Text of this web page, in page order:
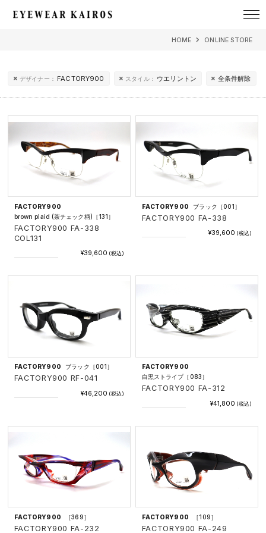
HOME ONLINE STORE
デザイナー： FACTORY900 スタイル： ウエリントン 全条件解除
FACTORY900
brown plaid (茶チェック柄)［131］
FACTORY900 FA-338
COL131
¥39,600 (税込)
FACTORY900 ブラック［001］
FACTORY900 FA-338
¥39,600 (税込)
FACTORY900 ブラック［001］
FACTORY900 RF-041
¥46,200 (税込)
FACTORY900
白黒ストライプ［083］
FACTORY900 FA-312
¥41,800 (税込)
FACTORY900 ［369］
FACTORY900 FA-232
FACTORY900 ［109］
FACTORY900 FA-249